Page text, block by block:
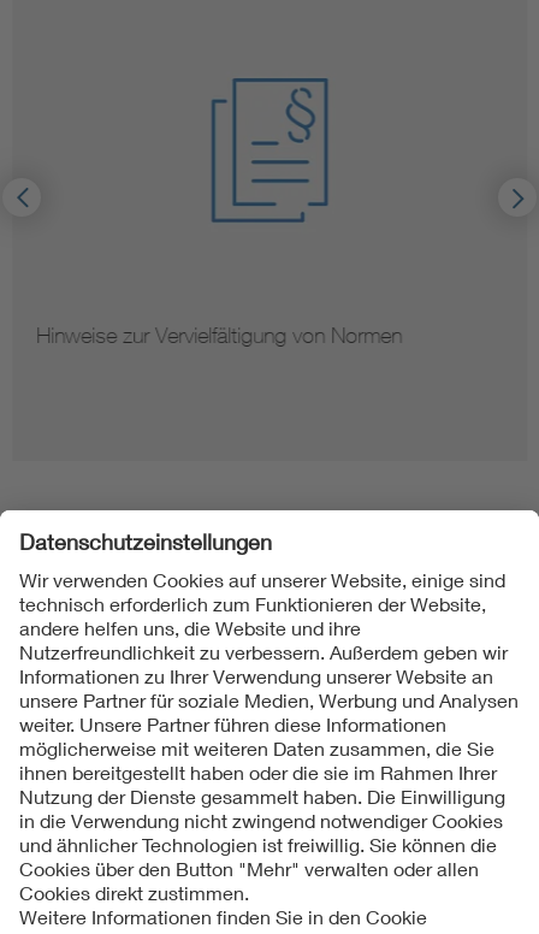
Hinweise zur Vervielfältigung von Normen
Folgen Sie uns
Kontakt
Impressum
Datenschutzinformationen